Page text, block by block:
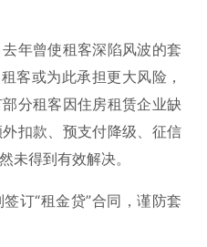
年曾使租客深陷风波的套
客或为此承担更大风险，
分租客因住房租赁企业缺
扣款、预支付降级、征信
未得到有效解决。
订“租金贷”合同，谨防套